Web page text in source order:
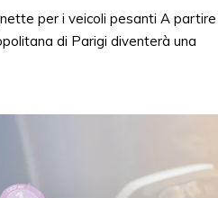
per i veicoli pesanti A partire
di Parigi diventerà una